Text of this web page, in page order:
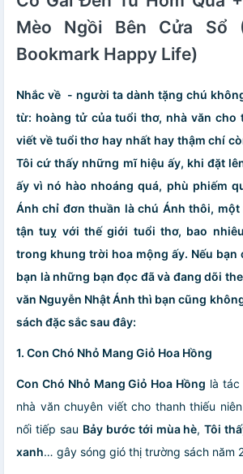
Mèo Ngồi Bên Cửa Sổ
Bookmark Happy Life)
Nhắc về - người ta dành tặng chú
từ: hoàng tử của tuổi thơ, nhà văn cho
viết về tuổi thơ hay nhất hay thậm chí
Tôi cứ thấy những mĩ hiệu ấy, khi đặt
ấy vì nó hào nhoáng quá, phù phiếm
Ánh chỉ đơn thuần là chú Ánh thôi, một
tận tuỵ với thế giới tuổi thơ, bao
trong khung trời hoa mộng ấy. Nếu
bạn là những bạn đọc đã và đang dõi
văn Nguyễn Nhật Ánh thì bạn cũng
sách đặc sắc sau đây:
1. Con Chó Nhỏ Mang Giỏ Hoa Hồng
Con Chó Nhỏ Mang Giỏ Hoa Hồng là tác
nhà văn chuyên viết cho thanh thiếu
nối tiếp sau Bảy bước tới mùa hè,Tôi
xanh… gây sóng gió thị trường sách năm